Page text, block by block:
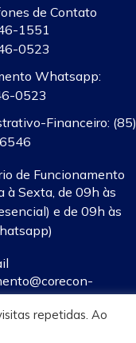
de Contato
1551
0523
Whatsapp:
0523
Financeiro: (85)
de Funcionamento
à Sexta, de 09h às
e de 09h às
repetidas. Ao